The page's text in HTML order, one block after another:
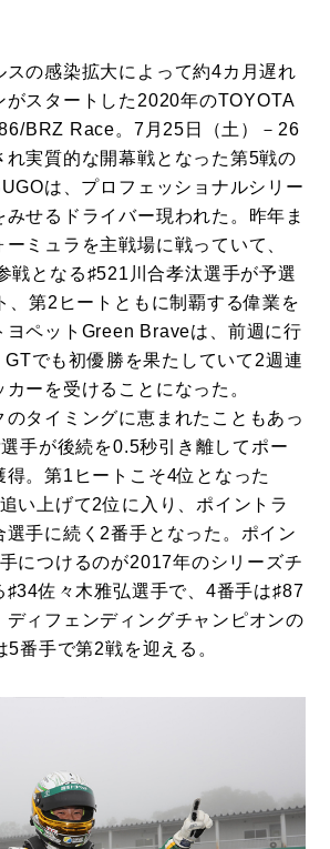
スの感染拡大によって約4カ月遅れ
がスタートした2020年のTOYOTA
BRZ Race。7月25日（土）－26
れ実質的な開幕戦となった第5戦の
は、プロフェッショナルシリー
みせるドライバー現われた。昨年ま
ミュラを主戦場に戦っていて、
戦となる♯521川合孝汰選手が予選
、第2ヒートともに制覇する偉業を
ヨペットGreen Braveは、前週に行
でも初優勝を果たしていて2週連
ーを受けることになった。
タイミングに恵まれたこともあっ
手が後続を0.5秒引き離してポー
得。第1ヒートこそ4位となった
い上げて2位に入り、ポイントラ
選手に続く2番手となった。ポイン
につけるのが2017年のシリーズチ
♯34佐々木雅弘選手で、4番手は♯87
ディフェンディングチャンピオンの
番手で第2戦を迎える。